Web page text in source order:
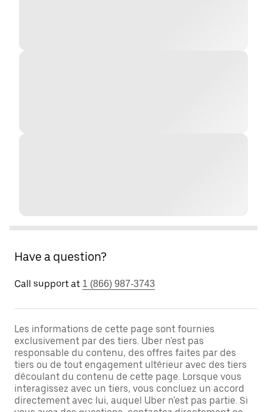
Have a question?
Call support at 1 (866) 987-3743
Les informations de cette page sont fournies
exclusivement par des tiers. Uber n'est pas
responsable du contenu, des offres faites par des
tiers ou de tout engagement ultérieur avec des tiers
découlant du contenu de cette page. Lorsque vous
interagissez avec un tiers, vous concluez un accord
directement avec lui, auquel Uber n'est pas partie. Si